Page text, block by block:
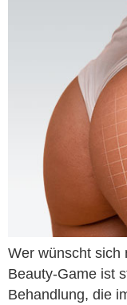
Wer wünscht sich
Beauty-Game ist
Behandlung, die